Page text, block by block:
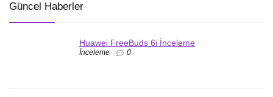
Güncel Haberler
Huawei FreeBuds 6i İnceleme
İnceleme 0